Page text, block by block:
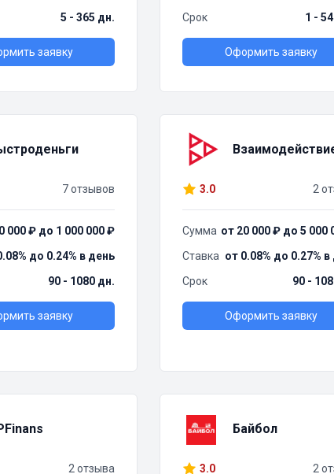
5 - 365 дн.
заявку
Срок
1 -
Оформить заявку
7 отзывов
000 ₽ до 1 000 000 ₽
до 0.24% в день
90 - 1080 дн.
заявку
3.0 2
Сумма от 20 000 ₽ до 5 000
Ставка от 0.08% до 0.27% в
Срок
90 -
Оформить заявку
2 отзыва
Байбол
3.0 2